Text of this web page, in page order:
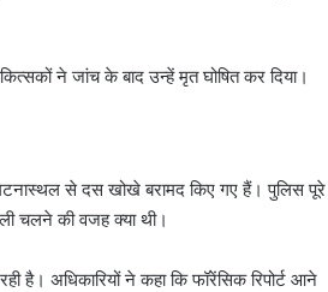
ने जांच के बाद उन्हें मृत घोषित कर दिया।
से दस खोखे बरामद किए गए हैं। पुलिस पूरे
चलने की वजह क्या थी।
है। अधिकारियों ने कहा कि फॉरेंसिक रिपोर्ट आने